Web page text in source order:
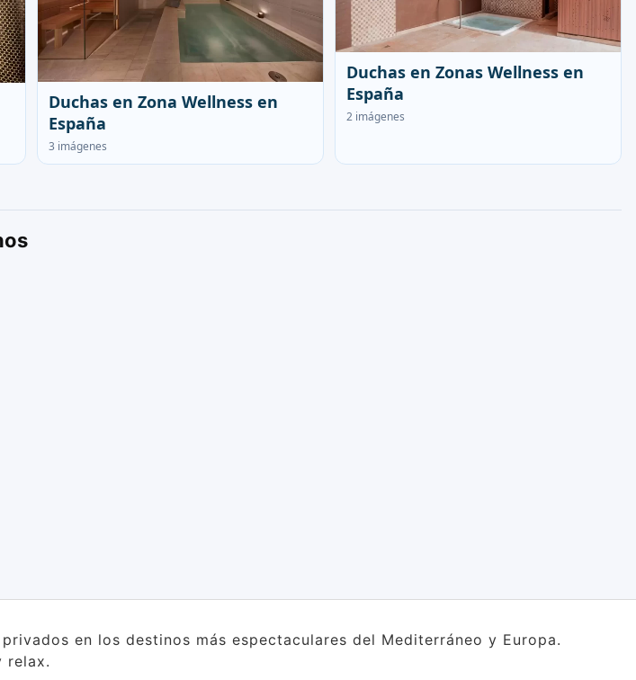
Duchas en Zona Wellness en
España
3 imágenes
Duchas en Zonas Wellness en
España
2 imágenes
en los destinos más espectaculares del Mediterráneo y Europa.
relax.